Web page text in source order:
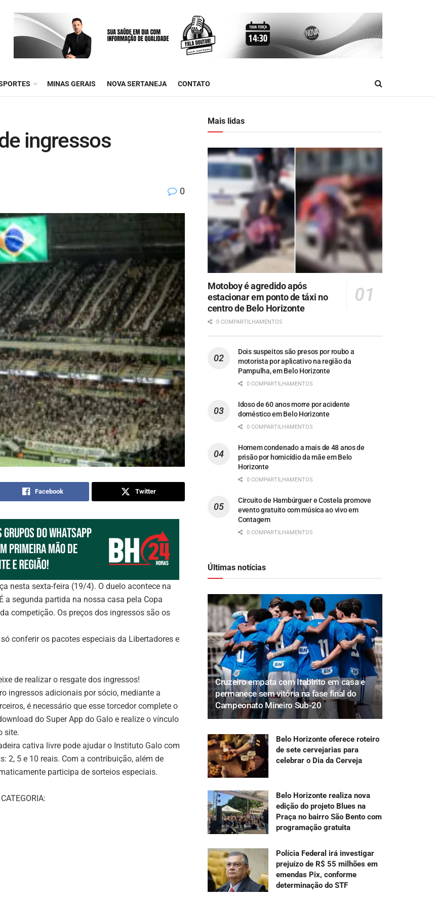
MINAS GERAIS NOVA SERTANEJA CONTATO
ingressos
0
Facebook Twitter
nesta sexta-feira (19/4). O duelo acontece na
a segunda partida na nossa casa pela Copa
competição. Os preços dos ingressos são os
conferir os pacotes especiais da Libertadores e
de realizar o resgate dos ingressos!
ingressos adicionais por sócio, mediante a
é necessário que esse torcedor complete o
do Super App do Galo e realize o vínculo
site.
cativa livre pode ajudar o Instituto Galo com
2, 5 e 10 reais. Com a contribuição, além de
participa de sorteios especiais.
Mais lidas
Motoboy é agredido após
estacionar em ponto de táxi no
centro de Belo Horizonte
0 COMPARTILHAMENTOS
Dois suspeitos são presos por roubo a
motorista por aplicativo na região da
Pampulha, em Belo Horizonte
0 COMPARTILHAMENTOS
Idoso de 60 anos morre por acidente
doméstico em Belo Horizonte
0 COMPARTILHAMENTOS
Homem condenado a mais de 48 anos de
prisão por homicídio da mãe em Belo
Horizonte
0 COMPARTILHAMENTOS
Circuito de Hambúrguer e Costela promove
evento gratuito com música ao vivo em
Contagem
0 COMPARTILHAMENTOS
Últimas notícias
Cruzeiro empata com Itabirito em casa e
permanece sem vitória na fase final do
Campeonato Mineiro Sub-20
Belo Horizonte oferece roteiro
de sete cervejarias para
celebrar o Dia da Cerveja
Belo Horizonte realiza nova
edição do projeto Blues na
Praça no bairro São Bento com
programação gratuita
Polícia Federal irá investigar
prejuízo de R$ 55 milhões em
emendas Pix, conforme
determinação do STF